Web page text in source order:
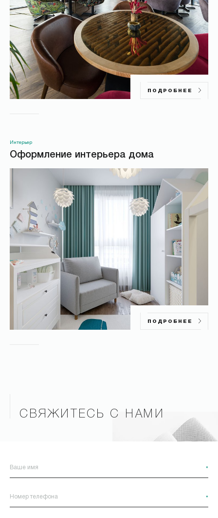
ПОДРОБНЕЕ
Интерьер
Оформление интерьера дома
ПОДРОБНЕЕ
СВЯЖИТЕСЬ С НАМИ
*
*